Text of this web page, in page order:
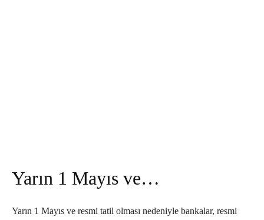
Yarın 1 Mayıs ve…
Yarın 1 Mayıs ve resmi tatil olması nedeniyle bankalar, resmi